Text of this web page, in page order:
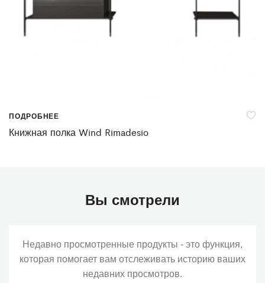
ПОДРОБНЕЕ
Книжная полка Wind Rimadesio
Вы смотрели
Недавно просмотренные продукты - это функция,
которая помогает вам отслеживать историю ваших
недавних просмотров.